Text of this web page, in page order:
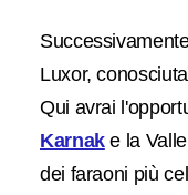
Luxor,
Qui avrai
Karnake la
dei faraoni più